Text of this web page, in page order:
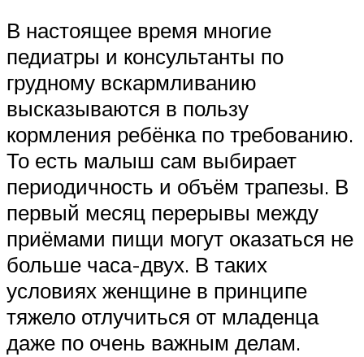
В настоящее время многие
педиатры и консультанты по
грудному вскармливанию
высказываются в пользу
кормления ребёнка по требованию.
То есть малыш сам выбирает
периодичность и объём трапезы. В
первый месяц перерывы между
приёмами пищи могут оказаться не
больше часа-двух. В таких
условиях женщине в принципе
тяжело отлучиться от младенца
даже по очень важным делам.